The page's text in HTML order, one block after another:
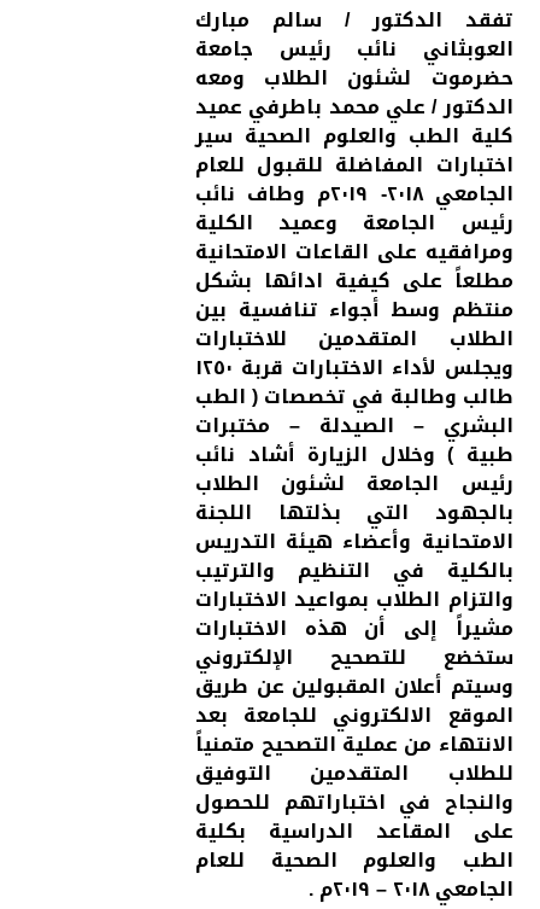
تفقد الدكتور / سالم مبارك
العوبثاني نائب رئيس جامعة
حضرموت لشئون الطلاب ومعه
الدكتور / علي محمد باطرفي عميد
كلية الطب والعلوم الصحية سير
اختبارات المفاضلة للقبول للعام
الجامعي ٢٠١٨- ٢٠١٩م وطاف نائب
رئيس الجامعة وعميد الكلية
ومرافقيه على القاعات الامتحانية
مطلعاً على كيفية ادائها بشكل
منتظم وسط أجواء تنافسية بين
الطلاب المتقدمين للاختبارات
ويجلس لأداء الاختبارات قربة ١٢٥٠
طالب وطالبة في تخصصات ( الطب
البشري – الصيدلة – مختبرات
طبية ) وخلال الزيارة أشاد نائب
رئيس الجامعة لشئون الطلاب
بالجهود التي بذلتها اللجنة
الامتحانية وأعضاء هيئة التدريس
بالكلية في التنظيم والترتيب
والتزام الطلاب بمواعيد الاختبارات
مشيراً إلى أن هذه الاختبارات
ستخضع للتصحيح الإلكتروني
وسيتم أعلان المقبولين عن طريق
الموقع الالكتروني للجامعة بعد
الانتهاء من عملية التصحيح متمنياً
للطلاب المتقدمين التوفيق
والنجاح في اختباراتهم للحصول
على المقاعد الدراسية بكلية
الطب والعلوم الصحية للعام
الجامعي ٢٠١٨ – ٢٠١٩م .